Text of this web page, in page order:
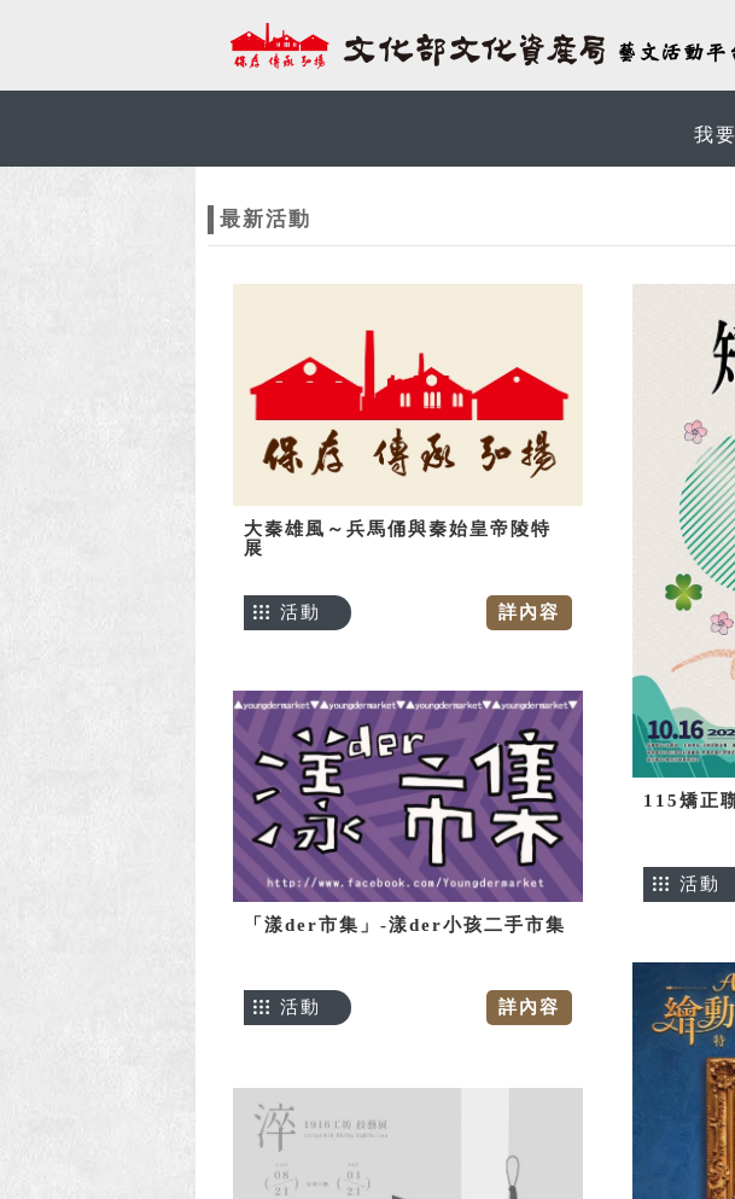
我
最新活動
大秦雄風～兵馬俑與秦始皇帝陵特
展
詳內容
活動
115矯正
活動
「漾der市集」-漾der小孩二手市集
詳內容
活動